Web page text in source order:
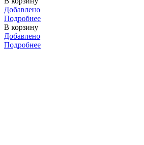
Добавлено
Подробнее
В корзину
Добавлено
Подробнее